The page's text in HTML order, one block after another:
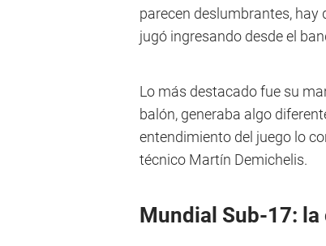
parecen deslumbrantes, hay
jugó ingresando desde el
Lo más destacado fue su
balón, generaba algo
entendimiento del juego lo
técnico Martín Demichelis.
Mundial Sub-17: